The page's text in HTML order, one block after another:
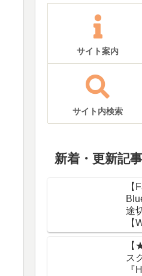
サイト案内
サイト内検索
新着・更新記事
【
途
【
ス
『